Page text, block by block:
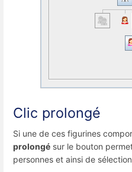
Clic prolongé
Si une de ces figurines
prolongé sur le bouton
personnes et ainsi de